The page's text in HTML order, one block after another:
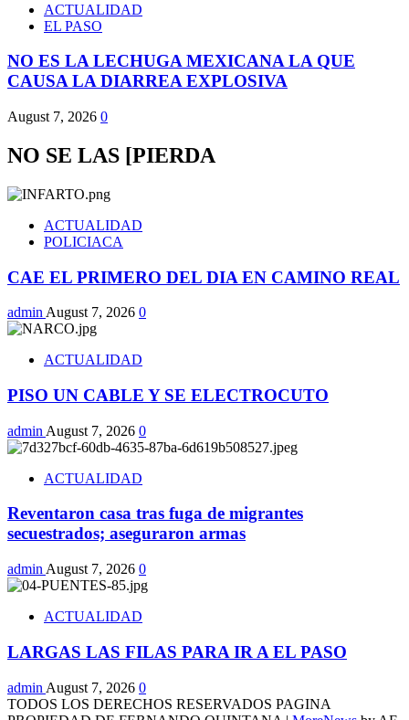
ACTUALIDAD
EL PASO
NO ES LA LECHUGA MEXICANA LA QUE
CAUSA LA DIARREA EXPLOSIVA
August 7, 2026 0
NO SE LAS [PIERDA
ACTUALIDAD
POLICIACA
CAE EL PRIMERO DEL DIA EN CAMINO REAL
admin August 7, 2026 0
ACTUALIDAD
PISO UN CABLE Y SE ELECTROCUTO
admin August 7, 2026 0
ACTUALIDAD
Reventaron casa tras fuga de migrantes
secuestrados; aseguraron armas
admin August 7, 2026 0
ACTUALIDAD
LARGAS LAS FILAS PARA IR A EL PASO
admin August 7, 2026 0
TODOS LOS DERECHOS RESERVADOS PAGINA